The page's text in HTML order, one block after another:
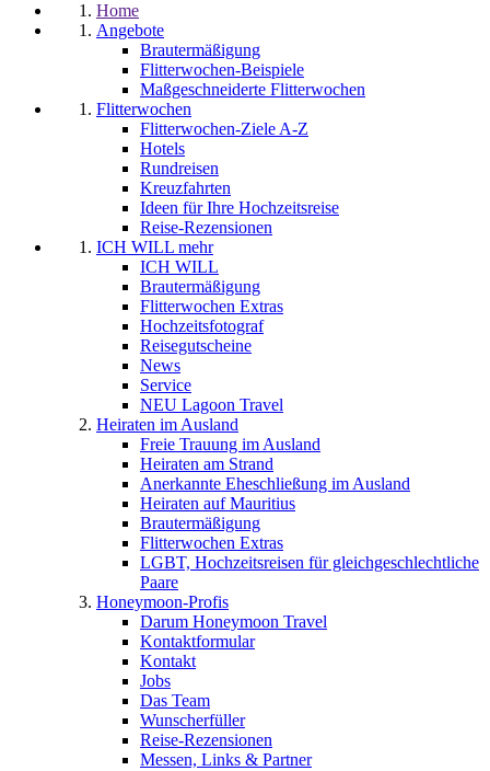
Home
Angebote
Brautermäßigung
Flitterwochen-Beispiele
Maßgeschneiderte Flitterwochen
Flitterwochen
Flitterwochen-Ziele A-Z
Hotels
Rundreisen
Kreuzfahrten
Ideen für Ihre Hochzeitsreise
Reise-Rezensionen
ICH WILL mehr
ICH WILL
Brautermäßigung
Flitterwochen Extras
Hochzeitsfotograf
Reisegutscheine
News
Service
NEU Lagoon Travel
Heiraten im Ausland
Freie Trauung im Ausland
Heiraten am Strand
Anerkannte Eheschließung im Ausland
Heiraten auf Mauritius
Brautermäßigung
Flitterwochen Extras
LGBT, Hochzeitsreisen für gleichgeschlechtliche
Paare
Honeymoon-Profis
Darum Honeymoon Travel
Kontaktformular
Kontakt
Jobs
Das Team
Wunscherfüller
Reise-Rezensionen
Messen, Links & Partner